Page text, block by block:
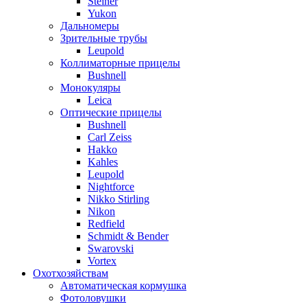
Yukon
Дальномеры
Зрительные трубы
Leupold
Коллиматорные прицелы
Bushnell
Монокуляры
Leica
Оптические прицелы
Bushnell
Carl Zeiss
Hakko
Kahles
Leupold
Nightforce
Nikko Stirling
Nikon
Redfield
Schmidt & Bender
Swarovski
Vortex
Охотхозяйствам
Автоматическая кормушка
Фотоловушки